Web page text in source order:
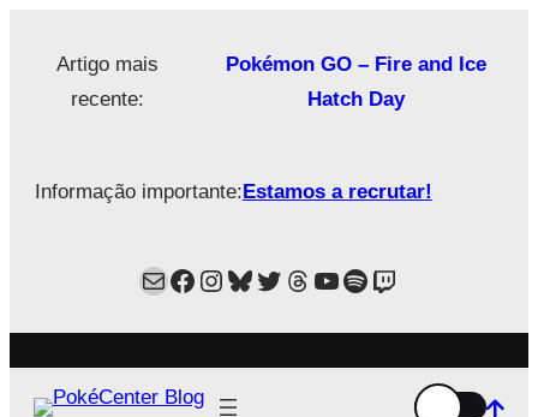
Artigo mais
recente:
Pokémon GO – Fire and Ice
Hatch Day
Informação importante:Estamos a recrutar!
MailFacebook
Instagram
Bluesky
Twitter
Estamos no Threads!
YouTube
Spotify
Twitch